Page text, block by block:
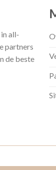
all-
partners
de beste